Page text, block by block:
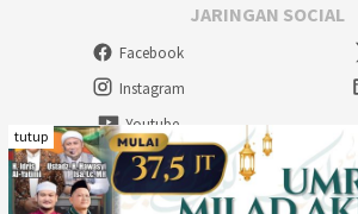
JARINGAN SOCIAL
Facebook
Instagram
Youtube
tutup